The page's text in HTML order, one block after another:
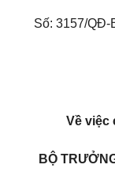
Số: 3157/QĐ-
Về việc
BỘ